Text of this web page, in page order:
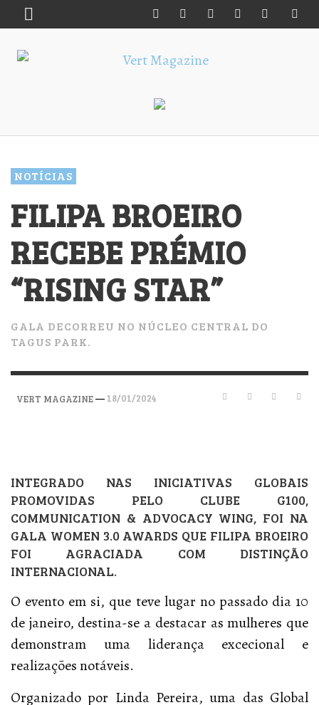
NOTÍCIAS
FILIPA BROEIRO
RECEBE PRÉMIO
“RISING STAR”
GALA DECORREU NO NÚCLEO CENTRAL DO
TAGUS PARK.
VERT MAGAZINE— 18/01/2024
INTEGRADO NAS INICIATIVAS GLOBAIS
PROMOVIDAS PELO CLUBE G100,
COMMUNICATION & ADVOCACY WING, FOI NA
GALA WOMEN 3.0 AWARDS QUE FILIPA BROEIRO
FOI AGRACIADA COM DISTINÇÃO
INTERNACIONAL.
O evento em si, que teve lugar no passado dia 10
de janeiro, destina-se a destacar as mulheres que
demonstram uma liderança excecional e
realizações notáveis.
Organizado por Linda Pereira, uma das Global